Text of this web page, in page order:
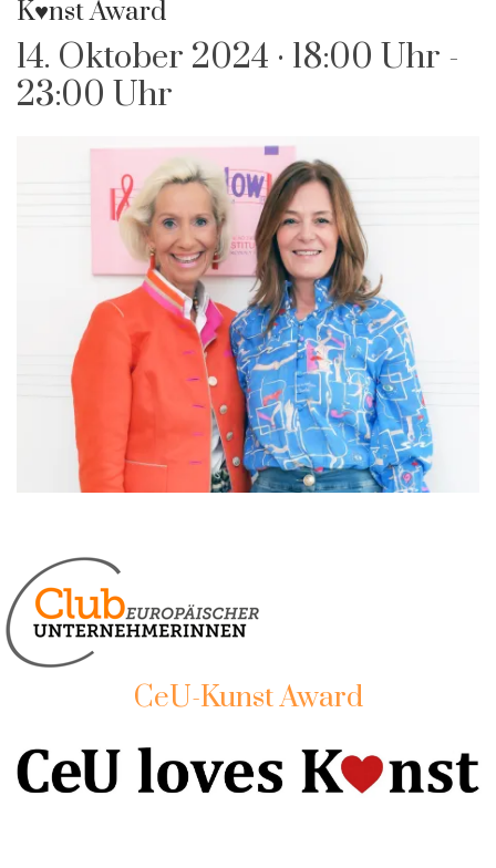
K♥️nst Award
14. Oktober 2024 · 18:00 Uhr -
23:00 Uhr
CeU-Kunst Award